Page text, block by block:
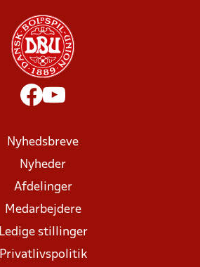
Nyhedsbreve
Nyheder
Afdelinger
Medarbejdere
Ledige stillinger
Privatlivspolitik